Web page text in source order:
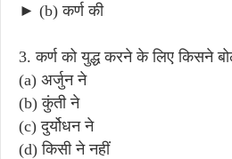
► (b) कर्ण की
3. कर्ण को युद्ध करने के लिए किसने
(a) अर्जुन ने
(b) कुंती ने
(c) दुर्योधन ने
(d) किसी ने नहीं